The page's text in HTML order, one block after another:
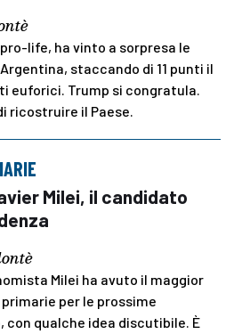
life, ha vinto a sorpresa le
staccando di 11 punti il
euforici. Trump si congratula.
ricostruire il Paese.
Milei, il candidato
Milei ha avuto il maggior
per le prossime
qualche idea discutibile. È